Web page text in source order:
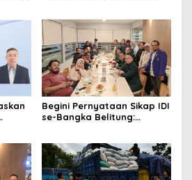
Personel
Begini Pernyataan Sikap IDI
se-Bangka Belitung:
bagi Profesi Dokter